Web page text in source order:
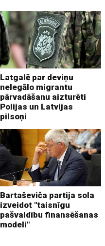
Latgalē par deviņu
nelegālo migrantu
pārvadāšanu aizturēti
Polijas un Latvijas
pilsoņi
Bartaševiča partija sola
izveidot "taisnīgu
pašvaldību finansēšanas
modeli"